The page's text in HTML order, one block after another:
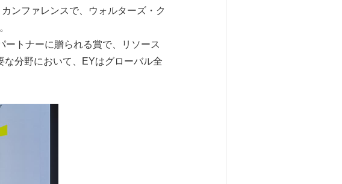
ンファレンスで、ウォルターズ・ク
ートナーに贈られる賞で、リソース
分野において、EYはグローバル全